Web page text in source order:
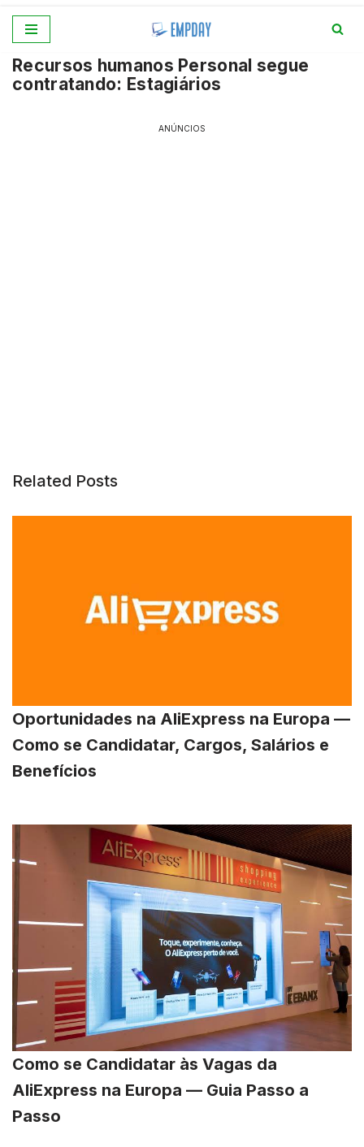
para
o
Recursos humanos Personal segue
contratando: Estagiários
ANÚNCIOS
Related Posts
Oportunidades na AliExpress na Europa —
Como se Candidatar, Cargos, Salários e
Benefícios
Como se Candidatar às Vagas da
AliExpress na Europa — Guia Passo a
Passo